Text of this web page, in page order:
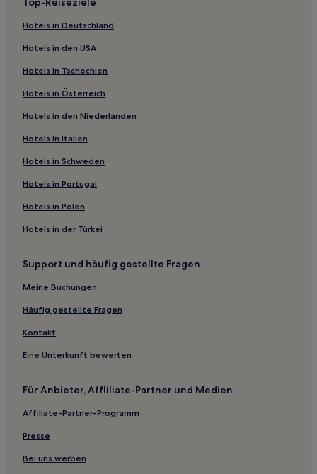
Center
Hotels nahe Oakland County Intl.
Hotels nahe Charles H. Wright Museum of African-American
Pleasant Lake Hotels
Hotels nahe Royal Oak Music Theatre
Hotels nahe Matthaei Botanical Gardens
Hotels nahe Michigan Stadium
Ann Arbor Hotels
Hotels nahe Fresenius Medical Care at Henry Ford Hospital
Hotels nahe Bel-Mark Lanes
Hotels nahe Saline Primary Care
Hotels nahe Crisler Arena
Hotels nahe U of M Hospital
Greektown: Hotels
Beverly Hills Hotels
Hotels nahe Peoplemover-Station Grand Circus Park
Franklin Hotels
Hotels in Deutschland
Hotels in den USA
Hotels in Tschechien
Hotels in Österreich
Hotels in den Niederlanden
Hotels in Italien
Hotels in Schweden
Hotels in Portugal
Hotels in Polen
Hotels in der Türkei
Support und häufig gestellte Fragen
Meine Buchungen
Häufig gestellte Fragen
Kontakt
Eine Unterkunft bewerten
Für Anbieter, Affliliate-Partner und Medien
Affiliate-Partner-Programm
Presse
Bei uns werben